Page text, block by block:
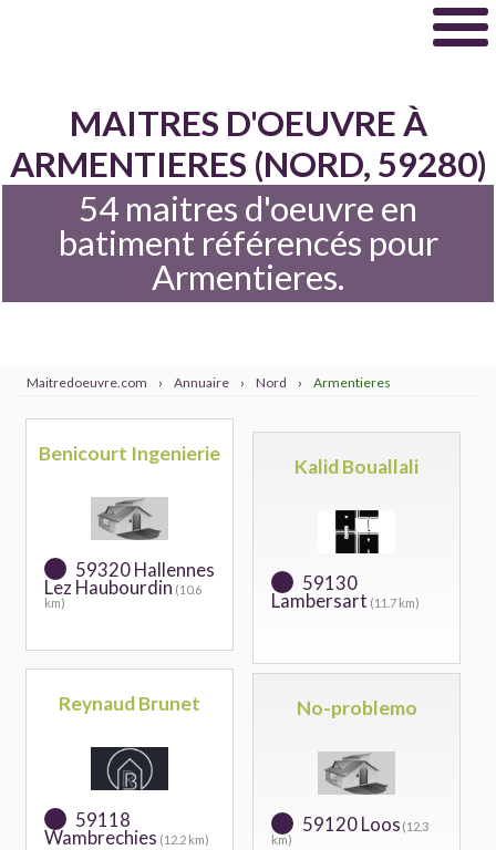
MAITRES D'OEUVRE À
ARMENTIERES (NORD, 59280)
54 maitres d'oeuvre en
batiment référencés pour
Armentieres.
Maitredoeuvre.com › Annuaire › Nord › Armentieres
Benicourt Ingenierie
59320 Hallennes
Lez Haubourdin (10.6
km)
Kalid Bouallali
59130
Lambersart (11.7 km)
Reynaud Brunet
59118
Wambrechies (12.2 km)
No-problemo
59120 Loos (12.3
km)